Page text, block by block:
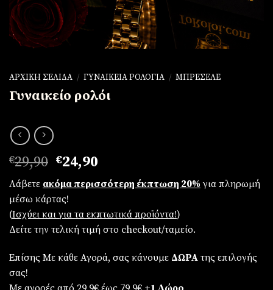
ΑΡΧΙΚΉ ΣΕΛΊΔΑ / ΓΥΝΑΙΚΕΊΑ ΡΟΛΌΓΙΑ / ΜΠΡΕΣΕΛΈ
Γυναικείο ρολόι
€29,90 Original
price
was:
€29,90.
€24,90
τρέχουσα
τιμή
είναι:
€24,90.
Λάβετε ακόμα περισσότερη έκπτωση 20% για πληρωμή
μέσω κάρτας!
(Iσχύει και για τα εκπτωτικά προϊόντα!)
Δείτε την τελική τιμή στο checkout/ταμείο.
Επίσης Με κάθε Αγορά, σας κάνουμε ΔΩΡΑ της επιλογής
σας!